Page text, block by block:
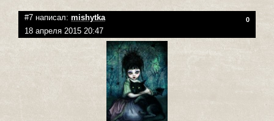
#7 написал: mishytka 0
18 апреля 2015 20:47